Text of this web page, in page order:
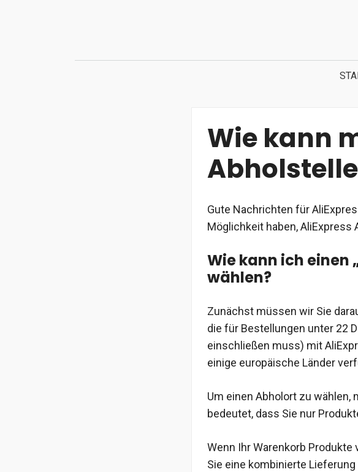
Wie kann
Gute Nachrichten für
Möglichkeit haben,
Wie kann ich einen
wählen?
Zunächst müssen wir Sie
die für Bestellungen unter 22
einschließen muss) mit
einige europäische Länder
Um einen Abholort zu wählen,
bedeutet, dass Sie nur
Wenn Ihr Warenkorb
Sie eine kombinierte